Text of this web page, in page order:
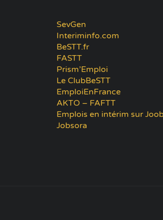
SevGen
Interiminfo.com
BeSTT.fr
FASTT
Prism’Emploi
Le ClubBeSTT
EmploiEnFrance
AKTO – FAFTT
Emplois en intérim sur
Jobsora